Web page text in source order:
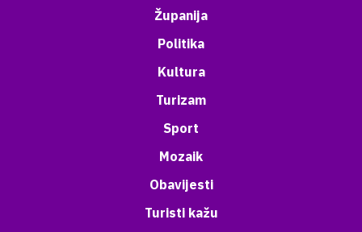
Županija
Politika
Kultura
Turizam
Sport
Mozaik
Obavijesti
Turisti kažu